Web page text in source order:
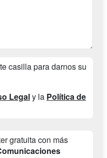
casilla para darnos su
Legaly la Política de
gratuita con más